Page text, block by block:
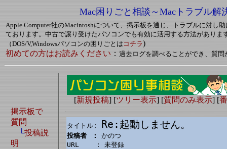
Mac困りごと相談～Macトラブル解
Apple Computer社のMacintoshについて、掲示板を通じ、トラブルに対し
ております。中古で譲り受けたパソコンでも有効に活用する方法がありま
（DOS/V,Windowsパソコンの困りごとは コチラ)
初めての方はお読みください ： 過去ログを調べることができ、質問
[新規投稿] [ツリー表示] [質問のみ表示] [
タイトル: Re:起動しません。
投稿者　: かのつ
URL　　 : 未登録
掲示板で
質問
└投稿説
明